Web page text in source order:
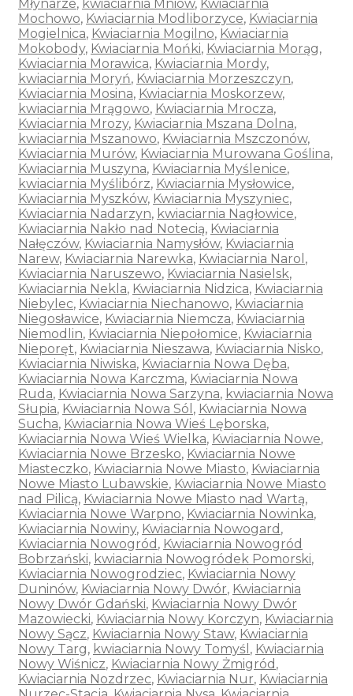
Młynarze, kwiaciarnia Mniów, Kwiaciarnia
Mochowo, Kwiaciarnia Modliborzyce, Kwiaciarnia
Mogielnica, Kwiaciarnia Mogilno, Kwiaciarnia
Mokobody, Kwiaciarnia Mońki, Kwiaciarnia Morąg,
Kwiaciarnia Morawica, Kwiaciarnia Mordy,
kwiaciarnia Moryń, Kwiaciarnia Morzeszczyn,
Kwiaciarnia Mosina, Kwiaciarnia Moskorzew,
kwiaciarnia Mrągowo, Kwiaciarnia Mrocza,
Kwiaciarnia Mrozy, Kwiaciarnia Mszana Dolna,
kwiaciarnia Mszanowo, Kwiaciarnia Mszczonów,
Kwiaciarnia Murów, Kwiaciarnia Murowana Goślina,
Kwiaciarnia Muszyna, Kwiaciarnia Myślenice,
kwiaciarnia Myślibórz, Kwiaciarnia Mysłowice,
Kwiaciarnia Myszków, Kwiaciarnia Myszyniec,
Kwiaciarnia Nadarzyn, kwiaciarnia Nagłowice,
Kwiaciarnia Nakło nad Notecią, Kwiaciarnia
Nałęczów, Kwiaciarnia Namysłów, Kwiaciarnia
Narew, Kwiaciarnia Narewka, Kwiaciarnia Narol ,
Kwiaciarnia Naruszewo, Kwiaciarnia Nasielsk,
Kwiaciarnia Nekla, Kwiaciarnia Nidzica, Kwiaciarnia
Niebylec, Kwiaciarnia Niechanowo, Kwiaciarnia
Niegosławice, Kwiaciarnia Niemcza, Kwiaciarnia
Niemodlin, Kwiaciarnia Niepołomice, Kwiaciarnia
Nieporęt, Kwiaciarnia Nieszawa, Kwiaciarnia Nisko,
Kwiaciarnia Niwiska, Kwiaciarnia Nowa Dęba,
Kwiaciarnia Nowa Karczma, Kwiaciarnia Nowa
Ruda, Kwiaciarnia Nowa Sarzyna, kwiaciarnia Nowa
Słupia, Kwiaciarnia Nowa Sól , Kwiaciarnia Nowa
Sucha, Kwiaciarnia Nowa Wieś Lęborska,
Kwiaciarnia Nowa Wieś Wielka, Kwiaciarnia Nowe,
Kwiaciarnia Nowe Brzesko, Kwiaciarnia Nowe
Miasteczko, Kwiaciarnia Nowe Miasto, Kwiaciarnia
Nowe Miasto Lubawskie, Kwiaciarnia Nowe Miasto
nad Pilicą, Kwiaciarnia Nowe Miasto nad Wartą,
Kwiaciarnia Nowe Warpno, Kwiaciarnia Nowinka,
Kwiaciarnia Nowiny, Kwiaciarnia Nowogard ,
Kwiaciarnia Nowogród , Kwiaciarnia Nowogród
Bobrzański, kwiaciarnia Nowogródek Pomorski,
Kwiaciarnia Nowogrodziec, Kwiaciarnia Nowy
Duninów, Kwiaciarnia Nowy Dwór, Kwiaciarnia
Nowy Dwór Gdański, Kwiaciarnia Nowy Dwór
Mazowiecki, Kwiaciarnia Nowy Korczyn, Kwiaciarnia
Nowy Sącz, Kwiaciarnia Nowy Staw, Kwiaciarnia
Nowy Targ, kwiaciarnia Nowy Tomyśl , Kwiaciarnia
Nowy Wiśnicz, Kwiaciarnia Nowy Żmigród ,
Kwiaciarnia Nozdrzec, Kwiaciarnia Nur, Kwiaciarnia